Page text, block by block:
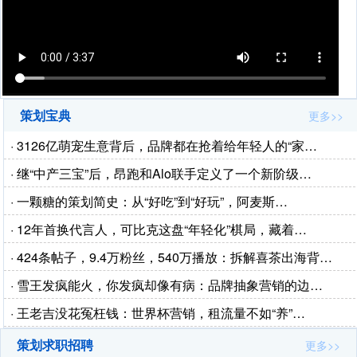
策划宝典 更多>>
· 3126亿萌宠生意背后，品牌都在抢着给年轻人的“家…
· 继“中产三宝”后，昂跑和Alo联手定义了一个新阶级…
· 一颗糖的策划简史：从“好吃”到“好玩”，阿麦斯…
· 12年首换代言人，可比克这盘“年轻化”棋局，藏着…
· 424条帖子，9.4万粉丝，540万播放：拆解喜茶出海背…
· 雪王发疯能火，你发疯却像有病：品牌抽象营销的边…
· 王老吉没花冤枉钱：世界杯营销，租流量不如“养”…
策划求职招聘
更多>>